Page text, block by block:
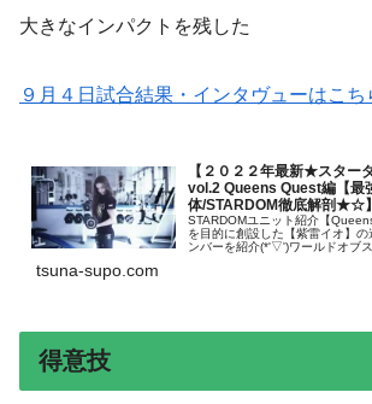
大きなインパクトを残した
９月４日試合結果・インタヴューはこ
【２０２２年最新★スター
vol.2 Queens Quest編【最
体/STARDOM徹底解剖★☆】
STARDOMユニット紹介【
を目的に創設した【紫雷イオ】
ンバーを紹介(*'▽')ワールドオブ
tsuna-supo.com
得意技